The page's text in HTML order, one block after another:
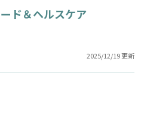
ド＆ヘルスケア
2025/12/19 更新